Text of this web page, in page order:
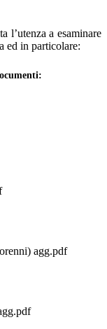
l’utenza a esaminare
ed in particolare:
agg.pdf